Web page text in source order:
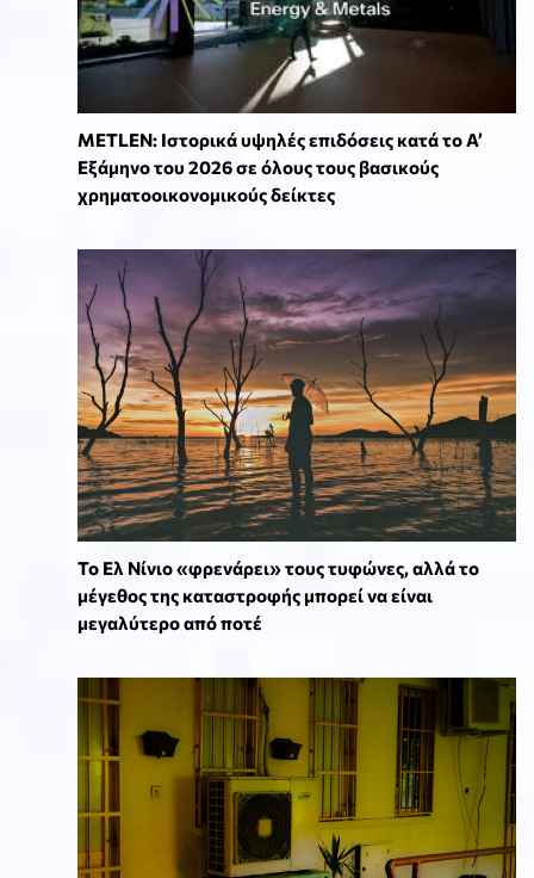
METLEN: Ιστορικά υψηλές επιδόσεις κατά το Α’
Εξάμηνο του 2026 σε όλους τους βασικούς
χρηματοοικονομικούς δείκτες
Το Ελ Νίνιο «φρενάρει» τους τυφώνες, αλλά το
μέγεθος της καταστροφής μπορεί να είναι
μεγαλύτερο από ποτέ